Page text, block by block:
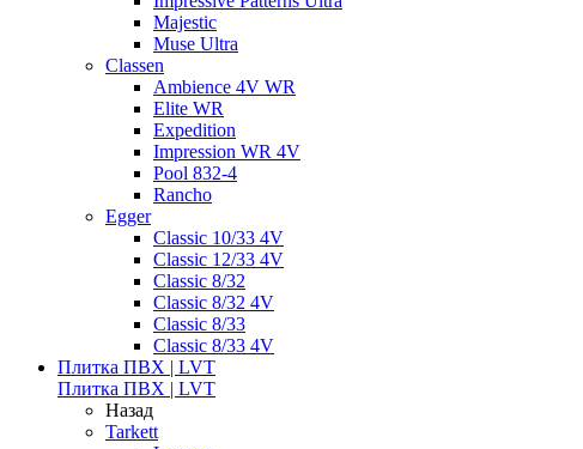
Majestic
Muse Ultra
Classen
Ambience 4V WR
Elite WR
Expedition
Impression WR 4V
Pool 832-4
Rancho
Egger
Classic 10/33 4V
Classic 12/33 4V
Classic 8/32
Classic 8/32 4V
Classic 8/33
Classic 8/33 4V
Плитка ПВХ | LVT
Плитка ПВХ | LVT
Назад
Tarkett